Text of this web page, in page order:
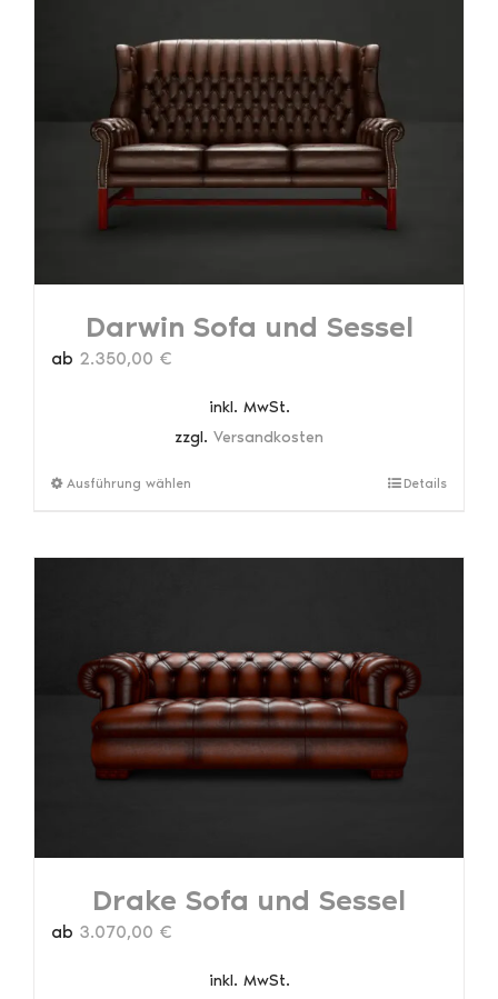
Die
Optionen
können
auf
der
Produktseite
gewählt
Darwin Sofa und Sessel
ab 2.350,00 €
inkl. MwSt.
zzgl. Versandkosten
Ausführung wählen
mehrere
Optionen
können
auf
der
Produktseite
gewählt
Details
Drake Sofa und Sessel
ab 3.070,00 €
inkl. MwSt.